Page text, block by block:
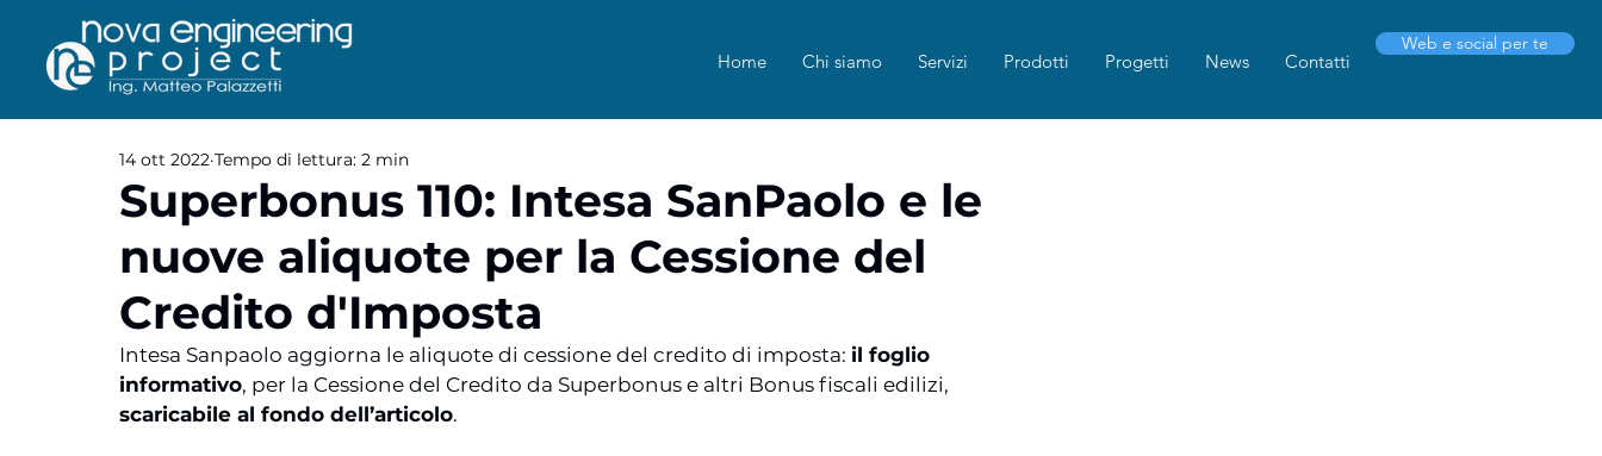
Home Chi siamo Servizi Prodotti Progetti News Contatti
Web e social per te
Superbonus 110: Intesa SanPaolo e le
nuove aliquote per la Cessione del
Credito d'Imposta
14 ott 2022 Tempo di lettura: 2 min
Intesa Sanpaolo aggiorna le aliquote di cessione del credito di imposta: il foglio
informativo, per la Cessione del Credito da Superbonus e altri Bonus fiscali edilizi,
scaricabile al fondo dell’articolo.